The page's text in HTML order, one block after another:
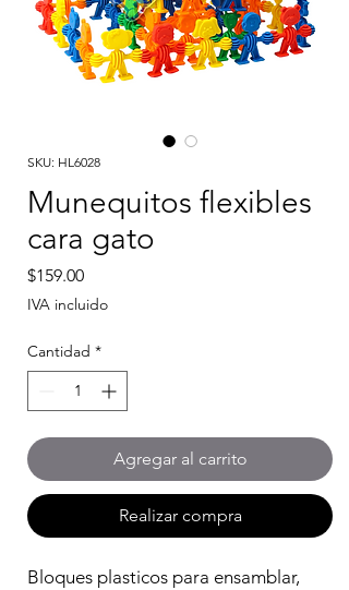
SKU: HL6028
Munequitos flexibles
cara gato
$159.00Precio
IVA incluido
Cantidad *
Agregar al carrito
Realizar compra
Bloques plasticos para ensamblar,